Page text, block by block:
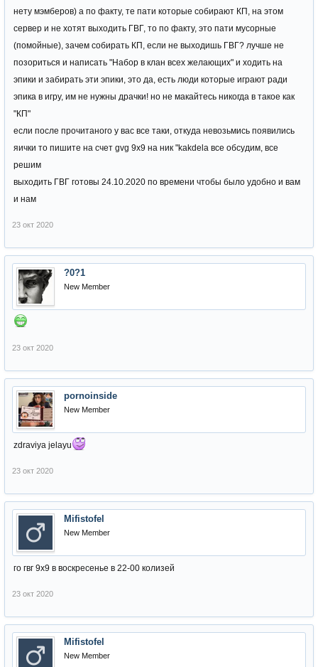
нету мэмберов) а по факту, те пати которые собирают КП, на этом
сервер и не хотят выходить ГВГ, то по факту, это пати мусорные
(помойные), зачем собирать КП, если не выходишь ГВГ? лучше не
позориться и написать "Набор в клан всех желающих" и ходить на
эпики и забирать эти эпики, это да, есть люди которые играют ради
эпика в игру, им не нужны драчки! но не макайтесь никогда в такое как
"КП"
если после прочитаного у вас все таки, откуда невозьмись появились
яички то пишите на счет gvg 9x9 на ник "kakdela все обсудим, все
решим
выходить ГВГ готовы 24.10.2020 по времени чтобы было удобно и вам
и нам
23 окт 2020
?0?1
New Member
23 окт 2020
pornoinside
New Member
zdraviya jelayu
23 окт 2020
Mifistofel
New Member
го гвг 9х9 в воскресенье в 22-00 колизей
23 окт 2020
Mifistofel
New Member